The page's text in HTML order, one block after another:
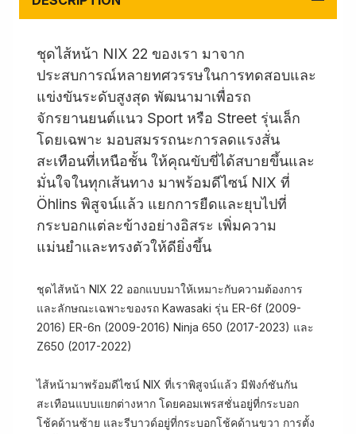
ชุดไส้หน้า NIX 22 ของเรา มาจาก
ประสบการณ์หลายทศวรรษในการทดสอบและ
แข่งขันระดับสูงสุด พัฒนามาเพื่อรถ
จักรยานยนต์แนว Sport หรือ Street รุ่นเล็ก
โดยเฉพาะ มอบสมรรถนะการลดแรงสั่น
สะเทือนที่เหนือชั้น ให้คุณขับขี่ได้สบายขึ้นและ
มั่นใจในทุกเส้นทาง มาพร้อมดีไซน์ NIX ที่
Öhlins พิสูจน์แล้ว แยกการยืดและยุบไปที่
กระบอกแต่ละข้างอย่างอิสระ เพิ่มความ
แม่นยำและทรงตัวให้ดียิ่งขึ้น
ชุดไส้หน้า NIX 22 ออกแบบมาให้เหมาะกับความต้องการ
และลักษณะเฉพาะของรถ Kawasaki รุ่น ER-6f (2009-
2016) ER-6n (2009-2016) Ninja 650 (2017-2023) และ
Z650 (2017-2022)
ไส้หน้ามาพร้อมดีไซน์ NIX ที่เราพิสูจน์แล้ว มีฟังก์ชันกัน
สะเทือนแบบแยกต่างหาก โดยคอมเพรสชั่นอยู่ที่กระบอก
โช้คด้านซ้าย และรีบาวด์อยู่ที่กระบอกโช้คด้านขวา การตั้ง